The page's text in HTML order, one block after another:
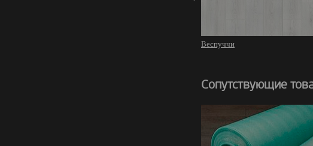
Веспуччи
Сопутствующие